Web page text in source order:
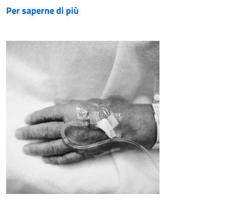
Per saperne di più